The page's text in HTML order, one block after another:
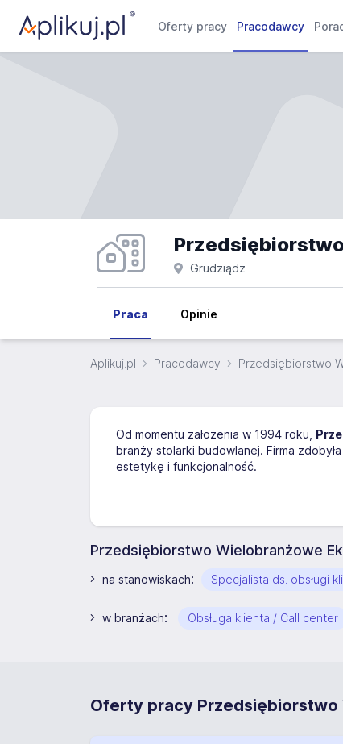
Oferty pracy Pracodawcy
Grudziądz
Praca Opinie
Aplikuj.pl Pracodawcy Przedsiębiorstwo
Od momentu założenia w 1994 roku,
branży stolarki budowlanej. Firma
estetykę i funkcjonalność.
Przedsiębiorstwo Wielobranżowe
na stanowiskach: Specjalista ds. obsługi
w branżach: Obsługa klienta / Call center
Oferty pracy Przedsiębiorstwo